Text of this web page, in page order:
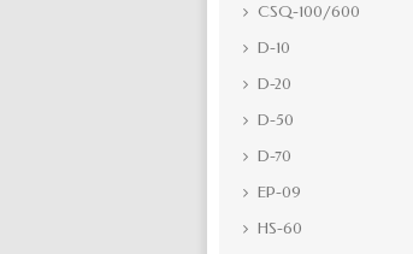
CSQ-100/600
D-10
D-20
D-50
D-70
EP-09
HS-60